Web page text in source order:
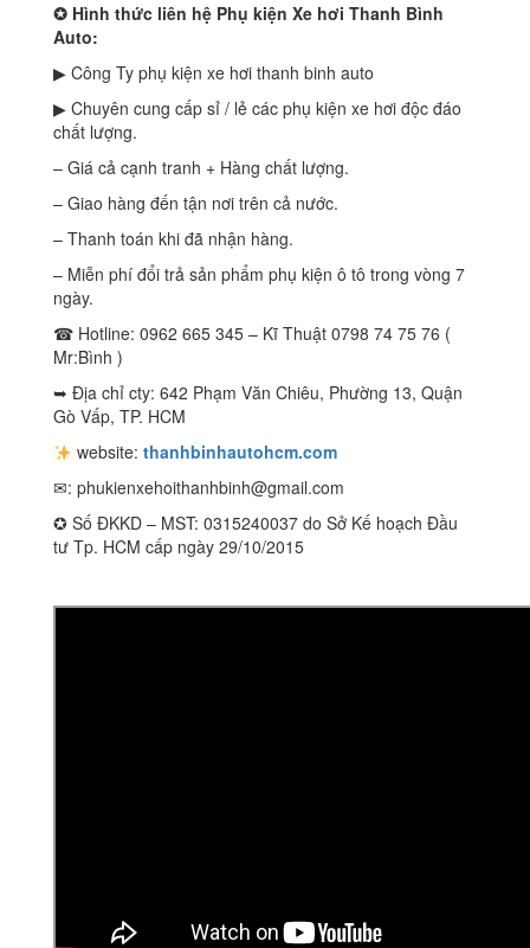
✪ Hình thức liên hệ Phụ kiện Xe hơi Thanh Bình
Auto:
▶ Công Ty phụ kiện xe hơi thanh binh auto
▶ Chuyên cung cấp sỉ / lẻ các phụ kiện xe hơi độc đáo
chất lượng.
– Giá cả cạnh tranh + Hàng chất lượng.
– Giao hàng đến tận nơi trên cả nước.
– Thanh toán khi đã nhận hàng.
– Miễn phí đổi trả sản phẩm phụ kiện ô tô trong vòng 7
ngày.
☎ Hotline: 0962 665 345 – Kĩ Thuật 0798 74 75 76 (
Mr:Bình )
➥ Địa chỉ cty: 642 Phạm Văn Chiêu, Phường 13, Quận
Gò Vấp, TP. HCM
website: thanhbinhautohcm.com
✉: phukienxehoithanhbinh@gmail.com
✪ Số ĐKKD – MST: 0315240037 do Sở Kế hoạch Đầu
tư Tp. HCM cấp ngày 29/10/2015